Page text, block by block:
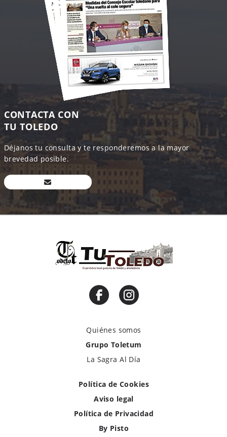
CONTACTA CON
TU TOLEDO
Déjanos tu consulta y te responderemos a la mayor
brevedad posible.
Quiénes somos
Grupo Toletum
La Sagra Al Día
Política de Cookies
Aviso legal
Política de Privacidad
By Pisto